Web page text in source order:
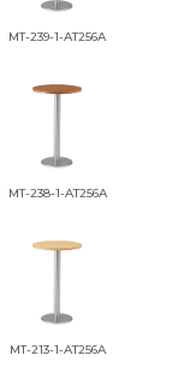
MT-239-1-AT256A
MT-238-1-AT256A
MT-213-1-AT256A